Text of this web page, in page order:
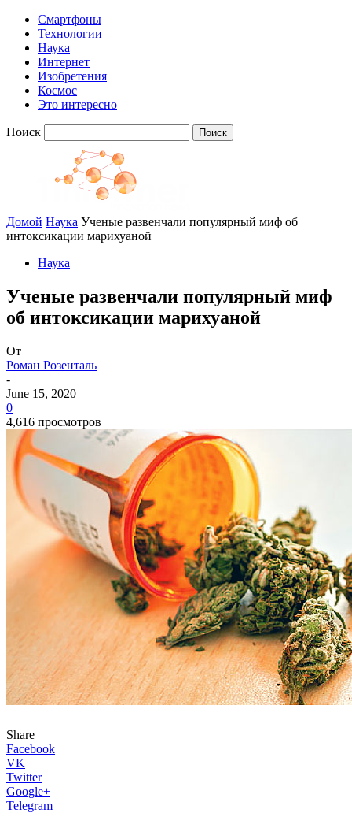
Смартфоны
Технологии
Наука
Интернет
Изобретения
Космос
Это интересно
Поиск
Домой Наука Ученые развенчали популярный миф об
интоксикации марихуаной
Наука
Ученые развенчали популярный миф
об интоксикации марихуаной
От
Роман Розенталь
-
June 15, 2020
0
4,616 просмотров
Share
Facebook
VK
Twitter
Google+
Telegram